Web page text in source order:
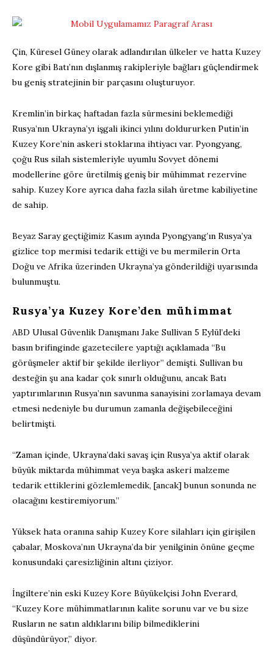
Çin, Küresel Güney olarak adlandırılan ülkeler ve hatta Kuzey
Kore gibi Batı’nın dışlanmış rakipleriyle bağları güçlendirmek
bu geniş stratejinin bir parçasını oluşturuyor.
Kremlin’in birkaç haftadan fazla sürmesini beklemediği
Rusya’nın Ukrayna’yı işgali ikinci yılını doldururken Putin’in
Kuzey Kore’nin askeri stoklarına ihtiyacı var. Pyongyang,
çoğu Rus silah sistemleriyle uyumlu Sovyet dönemi
modellerine göre üretilmiş geniş bir mühimmat rezervine
sahip. Kuzey Kore ayrıca daha fazla silah üretme kabiliyetine
de sahip.
Beyaz Saray geçtiğimiz Kasım ayında Pyongyang’ın Rusya’ya
gizlice top mermisi tedarik ettiği ve bu mermilerin Orta
Doğu ve Afrika üzerinden Ukrayna’ya gönderildiği uyarısında
bulunmuştu.
Rusya’ya Kuzey Kore’den mühimmat
ABD Ulusal Güvenlik Danışmanı Jake Sullivan 5 Eylül’deki
basın brifinginde gazetecilere yaptığı açıklamada “Bu
görüşmeler aktif bir şekilde ilerliyor” demişti. Sullivan bu
desteğin şu ana kadar çok sınırlı olduğunu, ancak Batı
yaptırımlarının Rusya’nın savunma sanayisini zorlamaya devam
etmesi nedeniyle bu durumun zamanla değişebileceğini
belirtmişti.
“Zaman içinde, Ukrayna’daki savaş için Rusya’ya aktif olarak
büyük miktarda mühimmat veya başka askeri malzeme
tedarik ettiklerini gözlemlemedik, [ancak] bunun sonunda ne
olacağını kestiremiyorum.”
Yüksek hata oranına sahip Kuzey Kore silahları için girişilen
çabalar, Moskova’nın Ukrayna’da bir yenilginin önüne geçme
konusundaki çaresizliğinin altını çiziyor.
İngiltere’nin eski Kuzey Kore Büyükelçisi John Everard,
“Kuzey Kore mühimmatlarının kalite sorunu var ve bu size
Rusların ne satın aldıklarını bilip bilmediklerini
düşündürüyor,” diyor.